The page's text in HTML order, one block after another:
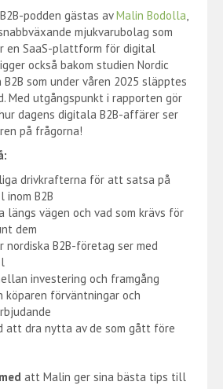
podden gästas avMalin Bodolla,
mjukvarubolag som
en SaaS-plattform för digital
också bakom studien Nordic
B2B som under våren 2025 släpptes
Med utgångspunkt i rapporten gör
dagens digitala B2B-affärer ser
på frågorna!
drivkrafterna för att satsa på
inom B2B
längs vägen och vad som krävs för
dem
nordiska B2B-företag ser med
investering och framgång
köparen förväntningar och
att dra nytta av de som gått före
att Malin ger sina bästa tips till